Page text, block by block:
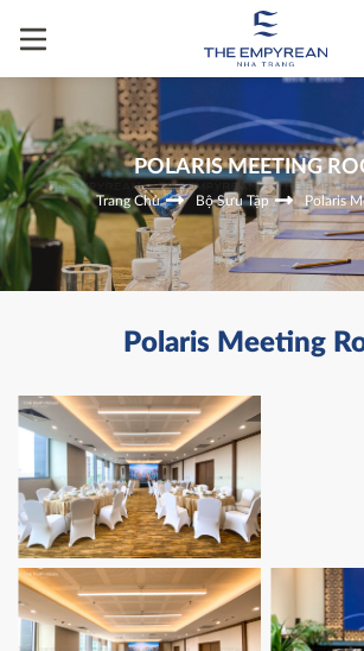
POLARIS MEETING
Trang Chủ Bộ Sưu Tập Polaris
Polaris Meeting